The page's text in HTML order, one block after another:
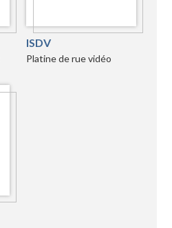
ISDV
Platine de rue vidéo